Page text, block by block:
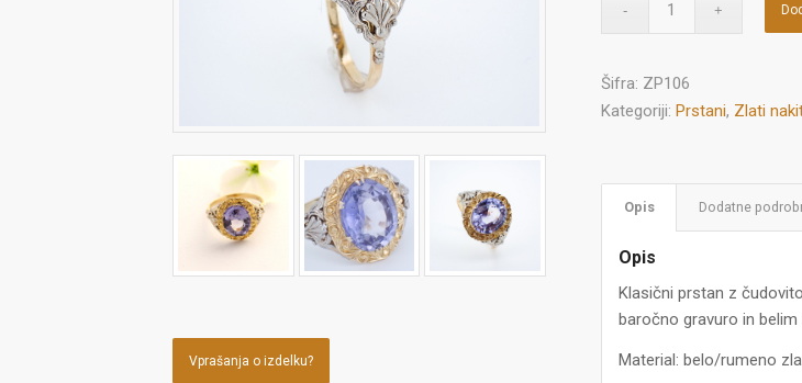
Vprašanja o izdelku?
Šifra: ZP106
Kategoriji: Prstani, Zlati
Opis Dodatne
Opis
Klasični prstan z
baročno gravuro in
Material: belo/rumeno